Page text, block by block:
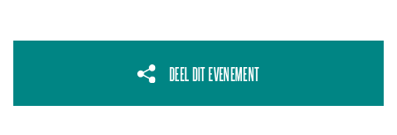
DEEL DIT EVENEMENT